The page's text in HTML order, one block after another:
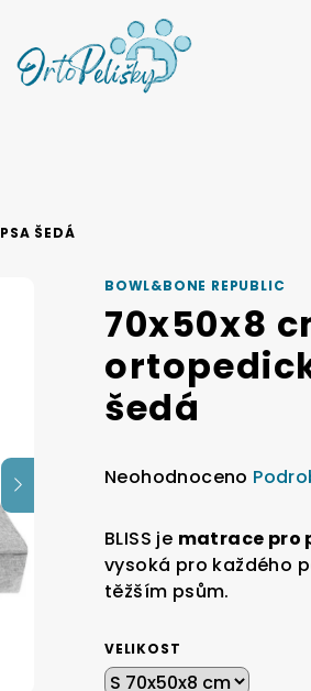
ŠEDÁ
BOWL&BONE REPUBLIC
70x50x8
šedá
Průměrné
produktu
je
0,0
hvězdiček.
Neohodnoceno
BLISS je matrace pro
vysoká pro každého
těžším psům.
VELIKOST